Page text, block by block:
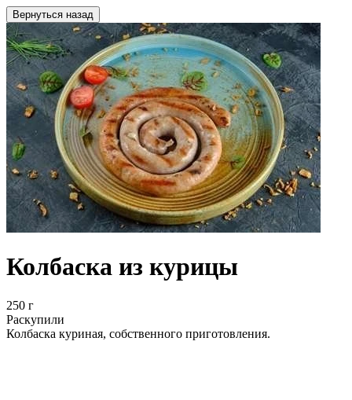
Вернуться назад
Колбаска из курицы
250 г
Раскупили
Колбаска куриная, собственного приготовления.